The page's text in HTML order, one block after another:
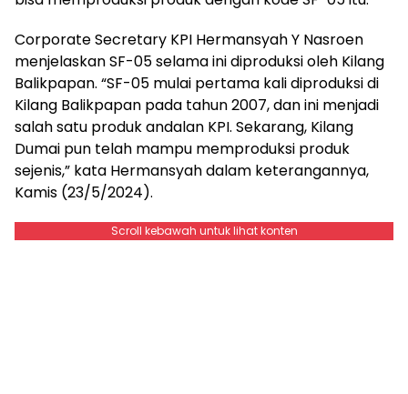
Corporate Secretary KPI Hermansyah Y Nasroen
menjelaskan SF-05 selama ini diproduksi oleh Kilang
Balikpapan. “SF-05 mulai pertama kali diproduksi di
Kilang Balikpapan pada tahun 2007, dan ini menjadi
salah satu produk andalan KPI. Sekarang, Kilang
Dumai pun telah mampu memproduksi produk
sejenis,” kata Hermansyah dalam keterangannya,
Kamis (23/5/2024).
Scroll kebawah untuk lihat konten